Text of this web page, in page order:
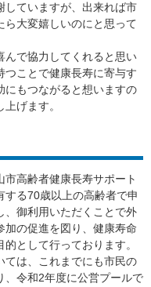
していますが、出来れば市
ら大変嬉しいのにと思って
で協力してくれると思い
つことで健康長寿に寄与す
にもつながると想いますの
げます。
高齢者健康長寿サポート
る70歳以上の高齢者で申
、御利用いただくことで外
加の促進を図り、健康寿命
として行っております。
は、これまでにも市民の
、令和2年度に公営プールで